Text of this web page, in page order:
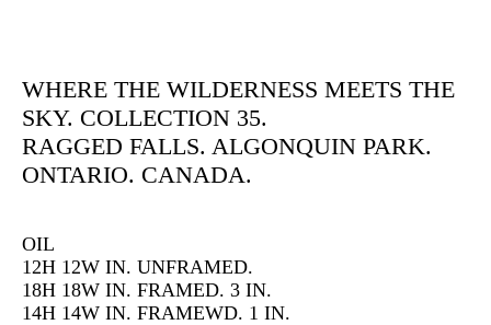
WHERE THE WILDERNESS MEETS THE
SKY. COLLECTION 35.
RAGGED FALLS. ALGONQUIN PARK.
ONTARIO. CANADA.
OIL
12H 12W IN. UNFRAMED.
18H 18W IN. FRAMED. 3 IN.
14H 14W IN. FRAMEWD. 1 IN.